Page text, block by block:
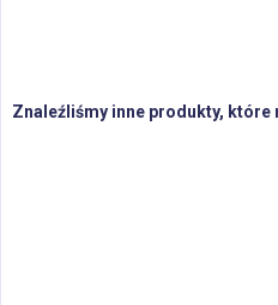
Znaleźliśmy inne produkty, które